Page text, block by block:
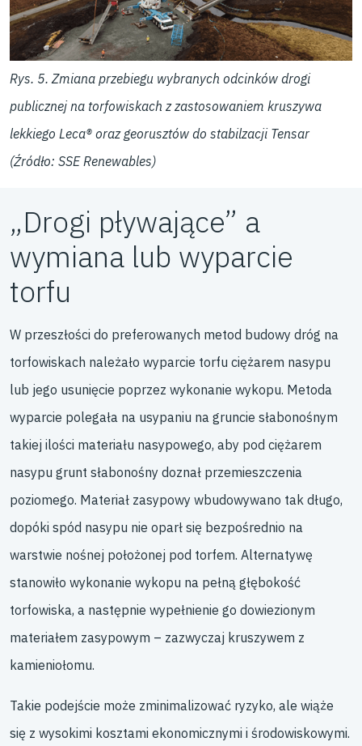
Rys. 5. Zmiana przebiegu wybranych odcinków drogi
publicznej na torfowiskach z zastosowaniem kruszywa
lekkiego Leca® oraz georusztów do stabilzacji Tensar
(Źródło: SSE Renewables)
„Drogi pływające” a
wymiana lub wyparcie
torfu
W przeszłości do preferowanych metod budowy dróg na
torfowiskach należało wyparcie torfu ciężarem nasypu
lub jego usunięcie poprzez wykonanie wykopu. Metoda
wyparcie polegała na usypaniu na gruncie słabonośnym
takiej ilości materiału nasypowego, aby pod ciężarem
nasypu grunt słabonośny doznał przemieszczenia
poziomego. Materiał zasypowy wbudowywano tak długo,
dopóki spód nasypu nie oparł się bezpośrednio na
warstwie nośnej położonej pod torfem. Alternatywę
stanowiło wykonanie wykopu na pełną głębokość
torfowiska, a następnie wypełnienie go dowiezionym
materiałem zasypowym – zazwyczaj kruszywem z
kamieniołomu.
Takie podejście może zminimalizować ryzyko, ale wiąże
się z wysokimi kosztami ekonomicznymi i środowiskowymi.